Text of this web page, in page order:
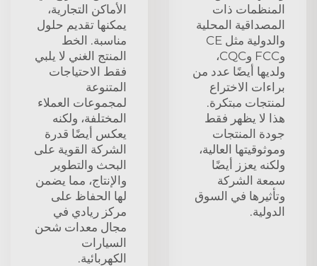
المنظمات ذات
المصداقية المحلية
والدولية مثل CE
وFCC وCQC،
ولديها أيضًا عدد من
براءات الاختراع
لمنتجات مبتكرة.
هذا لا يظهر فقط
جودة المنتجات
وموثوقيتها العالية،
ولكنه يعزز أيضًا
سمعة الشركة
وتأثيرها في السوق
الدولية.
الأماكن التجارية،
يمكنها تقديم حلول
مناسبة. الخط
المنتج الغني لا يلبي
فقط الاحتياجات
المتنوعة
لمجموعات العملاء
المختلفة، ولكنه
يعكس أيضًا قدرة
الشركة القوية على
البحث والتطوير
والإنتاج، مما يضمن
لها الحفاظ على
مركز ريادي في
مجال معدات شحن
السيارات
الكهربائية.